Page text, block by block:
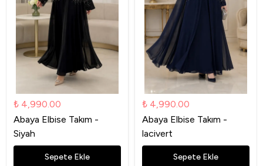
₺ 4,990.00
Abaya Elbise Takım -
Siyah
Sepete Ekle
₺ 4,990.00
Abaya Elbise Takım -
lacivert
Sepete Ekle